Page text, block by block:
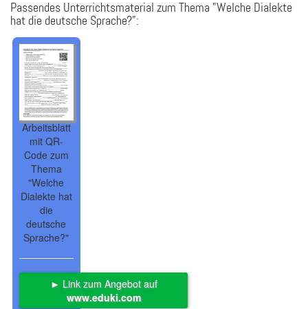
Passendes Unterrichtsmaterial zum Thema "Welche Dialekte
hat die deutsche Sprache?":
Arbeitsblatt
mit QR-
Code zum
Thema
"Welche
Dialekte hat
die
deutsche
Sprache?"
► Link zum Angebot auf
www.eduki.com